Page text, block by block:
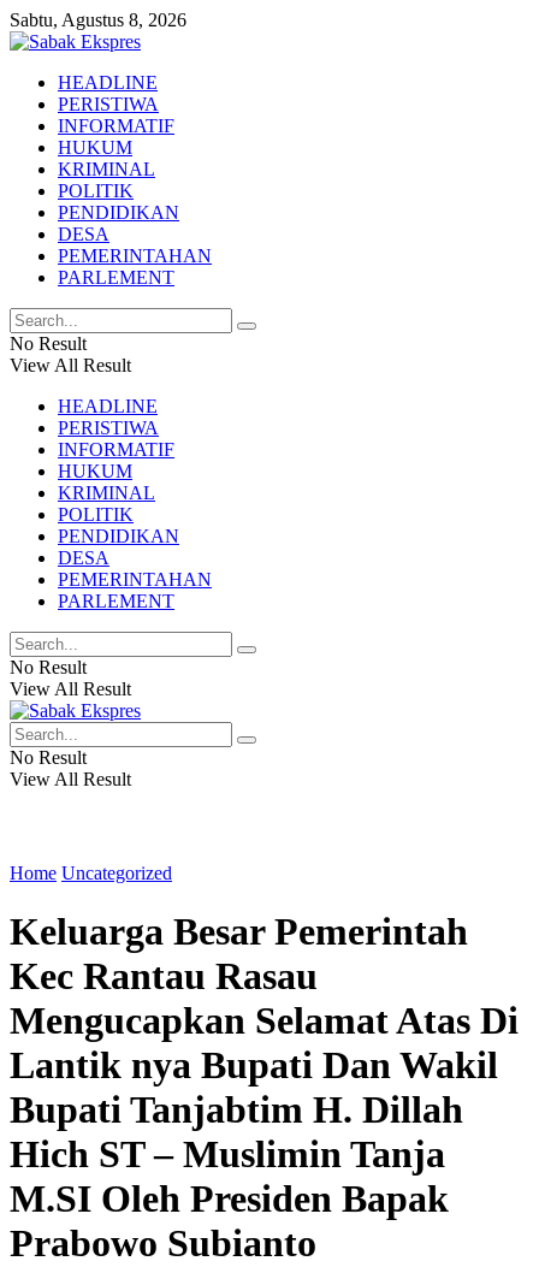
Sabtu, Agustus 8, 2026
HEADLINE
PERISTIWA
INFORMATIF
HUKUM
KRIMINAL
POLITIK
PENDIDIKAN
DESA
PEMERINTAHAN
PARLEMENT
No Result
View All Result
HEADLINE
PERISTIWA
INFORMATIF
HUKUM
KRIMINAL
POLITIK
PENDIDIKAN
DESA
PEMERINTAHAN
PARLEMENT
No Result
View All Result
No Result
View All Result
Home Uncategorized
Keluarga Besar Pemerintah
Kec Rantau Rasau
Mengucapkan Selamat Atas Di
Lantik nya Bupati Dan Wakil
Bupati Tanjabtim H. Dillah
Hich ST – Muslimin Tanja
M.SI Oleh Presiden Bapak
Prabowo Subianto